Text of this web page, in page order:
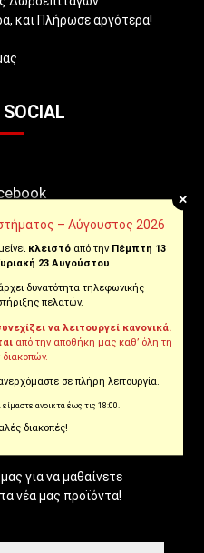
και Πλήρωσε αργότερα!
SOCIAL
για να μαθαίνετε
νέα μας προϊόντα!
+
– Αύγουστος 2026
κλειστό από την Πέμπτη 13
23 Αυγούστου.
δυνατότητα τηλεφωνικής
πελατών.
να λειτουργεί κανονικά.
από την αποθήκη μας καθ’ όλη τη
διακοπών.
σε πλήρη λειτουργία.
ανοικτά έως τις 18:00.
διακοπές!